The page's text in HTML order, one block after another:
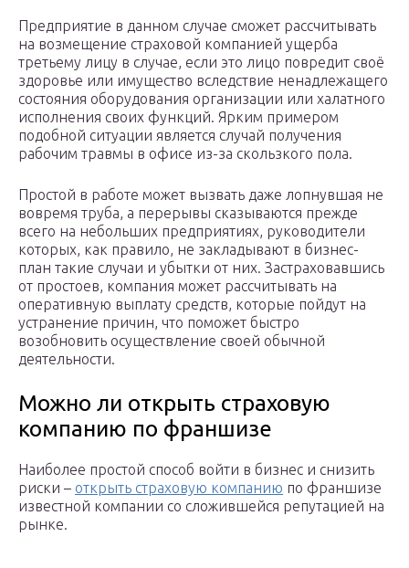
Предприятие в данном случае сможет рассчитывать
на возмещение страховой компанией ущерба
третьему лицу в случае, если это лицо повредит своё
здоровье или имущество вследствие ненадлежащего
состояния оборудования организации или халатного
исполнения своих функций. Ярким примером
подобной ситуации является случай получения
рабочим травмы в офисе из-за скользкого пола.
Простой в работе может вызвать даже лопнувшая не
вовремя труба, а перерывы сказываются прежде
всего на небольших предприятиях, руководители
которых, как правило, не закладывают в бизнес-
план такие случаи и убытки от них. Застраховавшись
от простоев, компания может рассчитывать на
оперативную выплату средств, которые пойдут на
устранение причин, что поможет быстро
возобновить осуществление своей обычной
деятельности.
Можно ли открыть страховую
компанию по франшизе
Наиболее простой способ войти в бизнес и снизить
риски – открыть страховую компанию по франшизе
известной компании со сложившейся репутацией на
рынке.